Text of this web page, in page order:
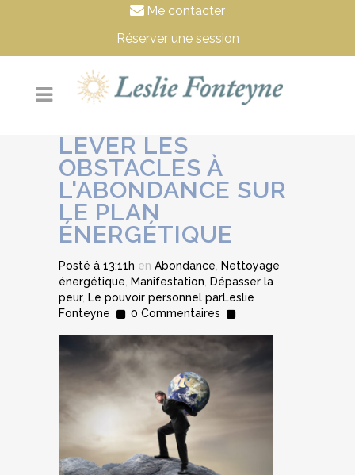
Me contacter
Réserver une session
LEVER LES
OBSTACLES À
L'ABONDANCE SUR
LE PLAN
ÉNERGÉTIQUE
Posté à 13:11h en Abondance
Nettoyage
énergétique
Manifestation
Dépasser la
peur, Le pouvoir personnel parLeslie
Fonteyne
0 Commentaires